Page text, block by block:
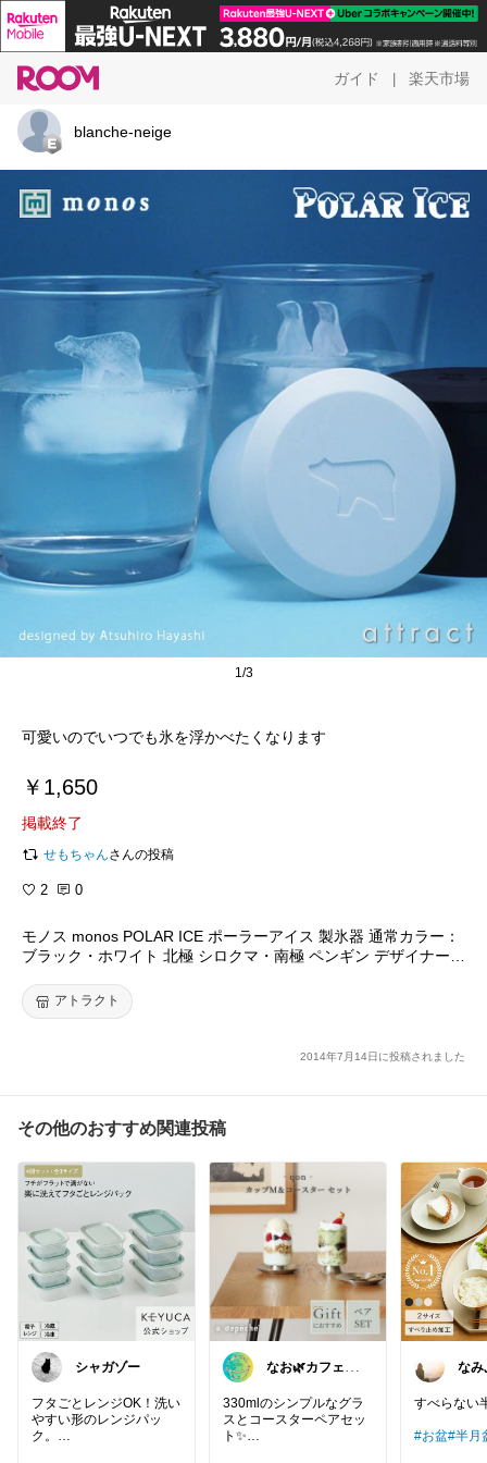
ガイド 楽天市場
blanche-neige
1/3
可愛いのでいつでも氷を浮かべたくなります
￥1,650
掲載終了
せもちゃんさんの投稿
2 0
モノス monos POLAR ICE ポーラーアイス 製氷器 通常カラー：
ブラック・ホワイト 北極 シロクマ・南極 ペンギン デザイナー：
物【HLS_DU】
アトラクト
2014年7月14日に投稿されました
その他のおすすめ関連投稿
シャガゾー
フタごとレンジOK！洗い
やすい形のレンジパッ
ク。
なお🌿カフェ風
貨好き
330mlのシンプルなグラ
スとコースターペアセッ
ト✨
なみ
すべらない
#お盆#半月